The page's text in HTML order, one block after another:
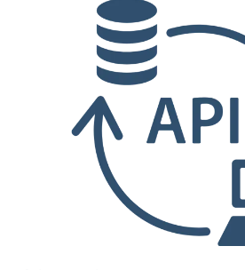
Sprog:
Svenska